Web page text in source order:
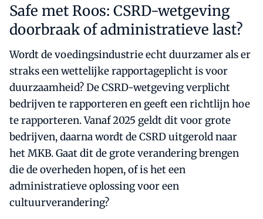
Safe met Roos: CSRD-wetgeving
doorbraak of administratieve last?
Wordt de voedingsindustrie echt duurzamer als er
straks een wettelijke rapportageplicht is voor
duurzaamheid? De CSRD-wetgeving verplicht
bedrijven te rapporteren en geeft een richtlijn hoe
te rapporteren. Vanaf 2025 geldt dit voor grote
bedrijven, daarna wordt de CSRD uitgerold naar
het MKB. Gaat dit de grote verandering brengen
die de overheden hopen, of is het een
administratieve oplossing voor een
cultuurverandering?